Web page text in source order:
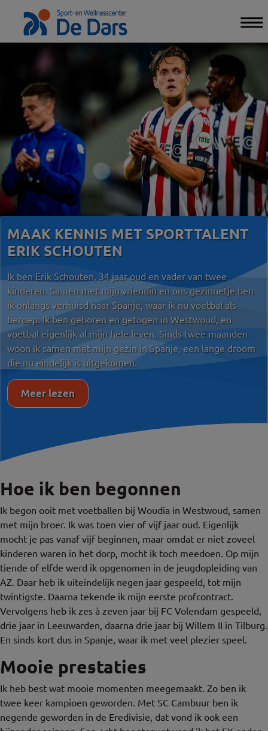
MAAK KENNIS MET SPORTTALENT
ERIK SCHOUTEN
Ik ben Erik Schouten, 34 jaar oud en vader van twee
kinderen. Samen met mijn vriendin en ons gezinnetje ben
ik onlangs verhuisd naar Spanje, waar ik nu voetbal als
beroep. Ik ben geboren en getogen in Westwoud, en
voetbal eigenlijk al mijn hele leven. Sinds twee maanden
woon ik samen met mijn gezin in Spanje, een lange droom
die nu eindelijk is uitgekomen.
Meer lezen
Hoe ik ben begonnen
Ik begon ooit met voetballen bij Woudia in Westwoud, samen
met mijn broer. Ik was toen vier of vijf jaar oud. Eigenlijk
mocht je pas vanaf vijf beginnen, maar omdat er niet zoveel
kinderen waren in het dorp, mocht ik toch meedoen. Op mijn
tiende of elfde werd ik opgenomen in de jeugdopleiding van
AZ. Daar heb ik uiteindelijk negen jaar gespeeld, tot mijn
twintigste. Daarna tekende ik mijn eerste profcontract.
Vervolgens heb ik zes à zeven jaar bij FC Volendam gespeeld,
drie jaar in Leeuwarden, daarna drie jaar bij Willem II in Tilburg.
En sinds kort dus in Spanje, waar ik met veel plezier speel.
Mooie prestaties
Ik heb best wat mooie momenten meegemaakt. Zo ben ik
twee keer kampioen geworden. Met SC Cambuur ben ik
negende geworden in de Eredivisie, dat vond ik ook een